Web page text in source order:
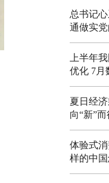
总书记
通做实
上半年
优化 7月
夏日经
向“新”而
体验式
样的中